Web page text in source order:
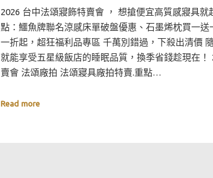
2026 台中法頌寢飾特賣會 ， 想搶便宜高質感寢具就
點：鱷魚牌聯名涼感床單破盤優惠、石墨烯枕買一送
一折起，超狂福利品專區 千萬別錯過，下殺出清價
就能享受五星級飯店的睡眠品質，換季省錢趁現在！
賣會 法頌廠拍 法頌寢具廠拍特賣.重點…
Read more